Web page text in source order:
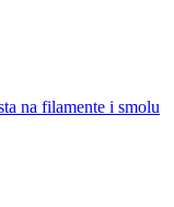
na filamente i smolu